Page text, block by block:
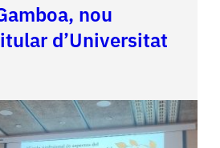
nou
d’Universitat